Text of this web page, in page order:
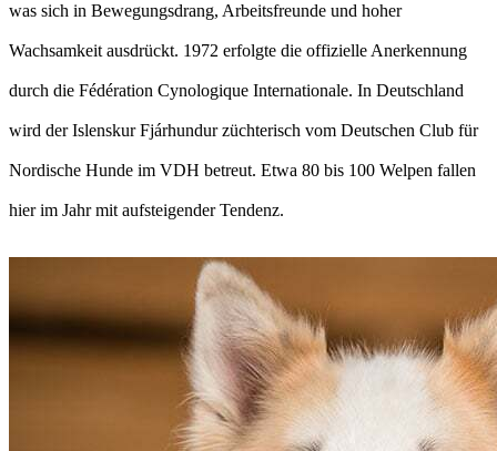
was sich in Bewegungsdrang, Arbeitsfreunde und hoher
Wachsamkeit ausdrückt. 1972 erfolgte die offizielle Anerkennung
durch die Fédération Cynologique Internationale. In Deutschland
wird der Islenskur Fjárhundur züchterisch vom Deutschen Club für
Nordische Hunde im VDH betreut. Etwa 80 bis 100 Welpen fallen
hier im Jahr mit aufsteigender Tendenz.